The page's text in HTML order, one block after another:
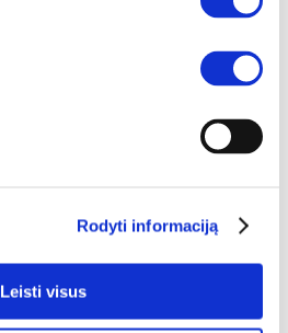
Rodyti informaciją
Leisti visus
199€
Į krepšelį